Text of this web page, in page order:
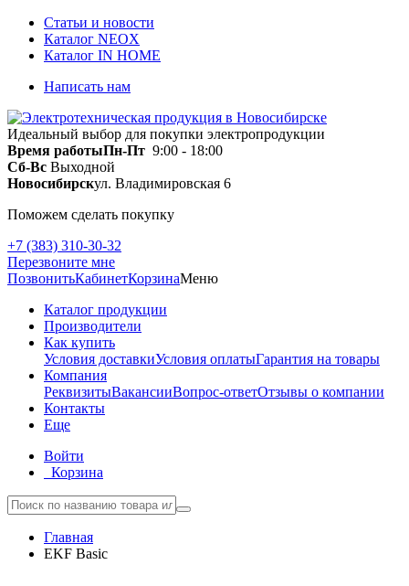
Статьи и новости
Каталог NEOX
Каталог IN HOME
Написать нам
Идеальный выбор для покупки электропродукции
Время работыПн-Пт 9:00 - 18:00
Сб-Вс Выходной
Новосибирскул. Владимировская 6
Поможем сделать покупку
+7 (383) 310-30-32
Перезвоните мне
ПозвонитьКабинетКорзинаМеню
Каталог продукции
Производители
Как купить
Условия доставкиУсловия оплатыГарантия на товары
Компания
РеквизитыВакансииВопрос-ответОтзывы о компании
Контакты
Еще
Войти
Корзина
Главная
EKF Basic